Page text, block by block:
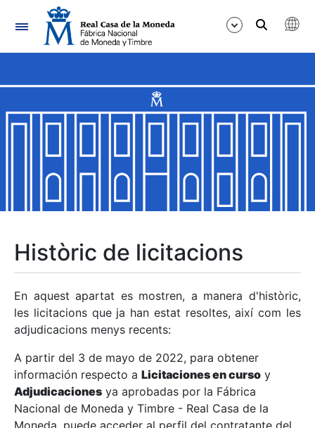
Navegació
Mostra/Amaga
Mostra/Amaga
Mostra/Amaga
Mostra/Amaga
Mostra/Amaga
Històric de licitacions
En aquest apartat es mostren, a manera d'històric,
les licitacions que ja han estat resoltes, així com les
adjudicacions menys recents:
A partir del 3 de mayo de 2022, para obtener
información respecto a Licitaciones en curso y
Adjudicaciones ya aprobadas por la Fábrica
Nacional de Moneda y Timbre - Real Casa de la
Moneda, puede acceder al perfil del contratante del